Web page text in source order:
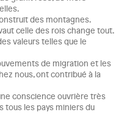
des montagnes.
celle des rois change tout.
valeurs telles que le
de migration et les
nous, ont contribué à la
conscience ouvrière très
tous les pays miniers du